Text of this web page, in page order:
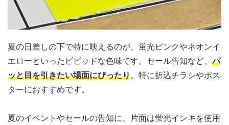
夏の日差しの下で特に映えるのが、蛍光ピンクやネオンイ
エローといったビビッドな色味です。セール告知など、パ
ッと目を引きたい場面にぴったり。特に折込チラシやポス
ターにおすすめです。
夏のイベントやセールの告知に、片面は蛍光インキを使用